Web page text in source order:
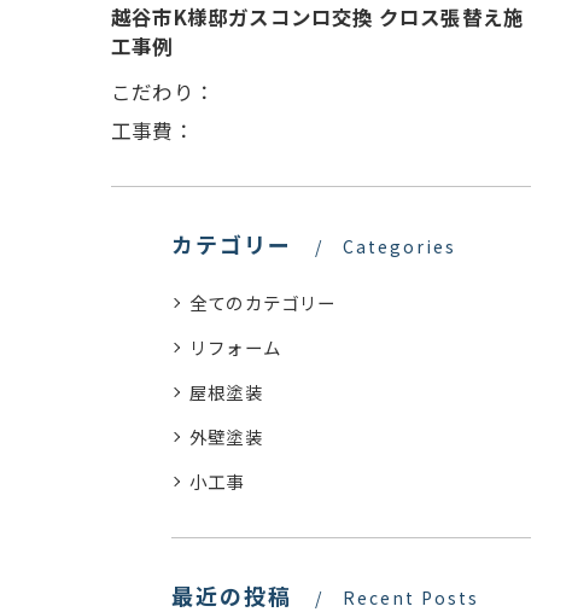
越谷市K様邸ガスコンロ交換 クロス張替え施
工事例
こだわり：
工事費：
カテゴリー Categories
全てのカテゴリー
リフォーム
屋根塗装
外壁塗装
小工事
最近の投稿 Recent Posts